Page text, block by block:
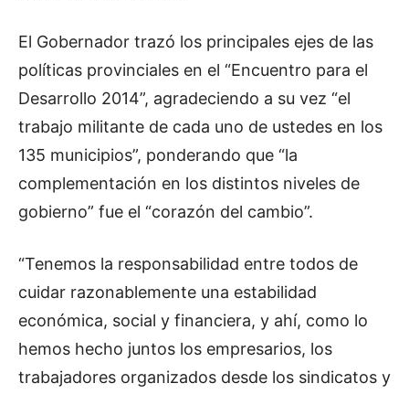
El Gobernador trazó los principales ejes de las
políticas provinciales en el “Encuentro para el
Desarrollo 2014”, agradeciendo a su vez “el
trabajo militante de cada uno de ustedes en los
135 municipios”, ponderando que “la
complementación en los distintos niveles de
gobierno” fue el “corazón del cambio”.
“Tenemos la responsabilidad entre todos de
cuidar razonablemente una estabilidad
económica, social y financiera, y ahí, como lo
hemos hecho juntos los empresarios, los
trabajadores organizados desde los sindicatos y